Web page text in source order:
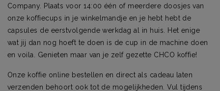
Company. Plaats voor 14:00 één of meerdere doosjes van
onze koffiecups in je winkelmandje en je hebt hebt de
capsules de eerstvolgende werkdag al in huis. Het enige
wat jij dan nog hoeft te doen is de cup in de machine doen
en voila. Genieten maar van je zelf gezette CHCO koffie!
Onze koffie online bestellen en direct als cadeau laten
verzenden behoort ook tot de mogelijkheden. Vul tijdens